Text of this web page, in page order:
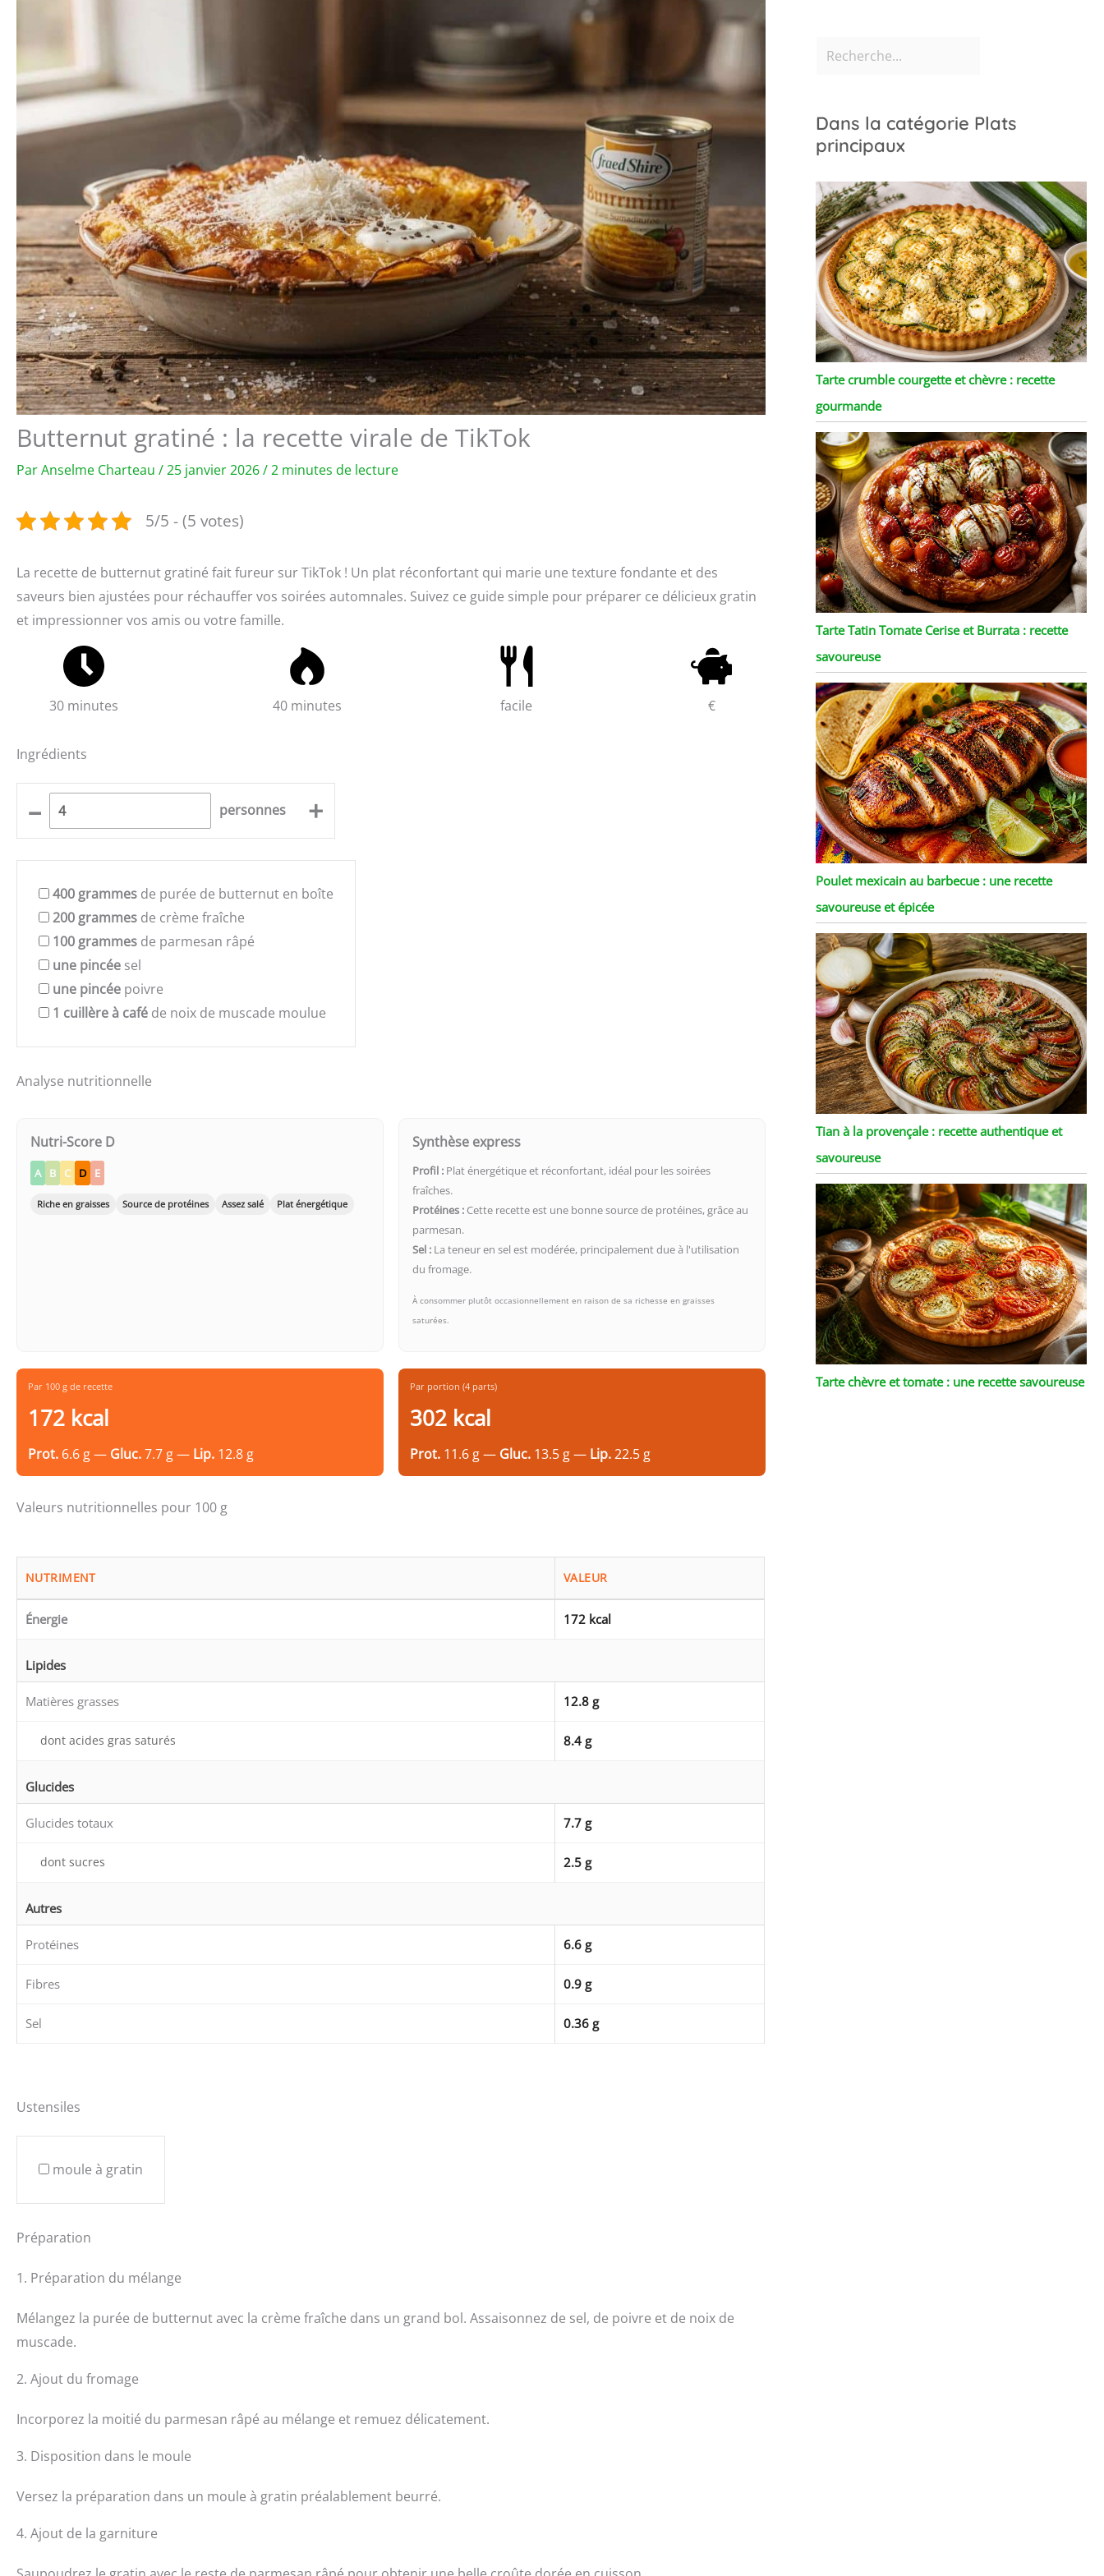
Butternut gratiné : la recette virale de TikTok
ParAnselme Charteau /25 janvier 2026/2 minutes de lecture
5/5 - (5 votes)
La recette de butternut gratiné fait fureur sur TikTok ! Un plat réconfortant qui marie une texture fondante et des
saveurs bien ajustées pour réchauffer vos soirées automnales. Suivez ce guide simple pour préparer ce délicieux gratin
et impressionner vos amis ou votre famille.
30 minutes 40 minutes facile €
Ingrédients
– personnes +
400 grammes de purée de butternut en boîte
200 grammes de crème fraîche
100 grammes de parmesan râpé
une pincée sel
une pincée poivre
1 cuillère à café de noix de muscade moulue
Analyse nutritionnelle
Nutri-Score D
A B C D E
Riche en graisses Source de protéines Assez salé Plat énergétique
Synthèse express
Profil : Plat énergétique et réconfortant, idéal pour les soirées
fraîches.
Protéines : Cette recette est une bonne source de protéines, grâce au
parmesan.
Sel : La teneur en sel est modérée, principalement due à l'utilisation
du fromage.
À consommer plutôt occasionnellement en raison de sa richesse en graisses
saturées.
Par 100 g de recette
172 kcal
Prot. 6.6 g — Gluc.7.7 g — Lip. 12.8 g
Par portion (4 parts)
302 kcal
Prot. 11.6 g — Gluc. 13.5 g — Lip.22.5 g
Valeurs nutritionnelles pour 100 g
NUTRIMENT VALEUR
Énergie 172 kcal
Lipides
Matières grasses 12.8 g
dont acides gras saturés 8.4 g
Glucides
Glucides totaux 7.7 g
dont sucres 2.5 g
Autres
Protéines 6.6 g
Fibres 0.9 g
Sel 0.36 g
Ustensiles
moule à gratin
Préparation
1. Préparation du mélange
Mélangez la purée de butternut avec la crème fraîche dans un grand bol. Assaisonnez de sel, de poivre et de noix de
muscade.
2. Ajout du fromage
Incorporez la moitié du parmesan râpé au mélange et remuez délicatement.
3. Disposition dans le moule
Versez la préparation dans un moule à gratin préalablement beurré.
4. Ajout de la garniture
Dans la catégorie Plats
principaux
Tarte crumble courgette et chèvre : recette
gourmande
Tarte Tatin Tomate Cerise et Burrata : recette
savoureuse
Poulet mexicain au barbecue : une recette
savoureuse et épicée
Tian à la provençale : recette authentique et
savoureuse
Tarte chèvre et tomate : une recette savoureuse